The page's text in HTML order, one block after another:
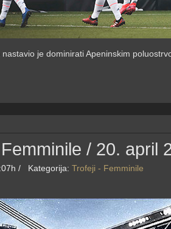
je dominirati Apeninskim
/ 20. april
/ Kategorija: Trofeji - Femminile